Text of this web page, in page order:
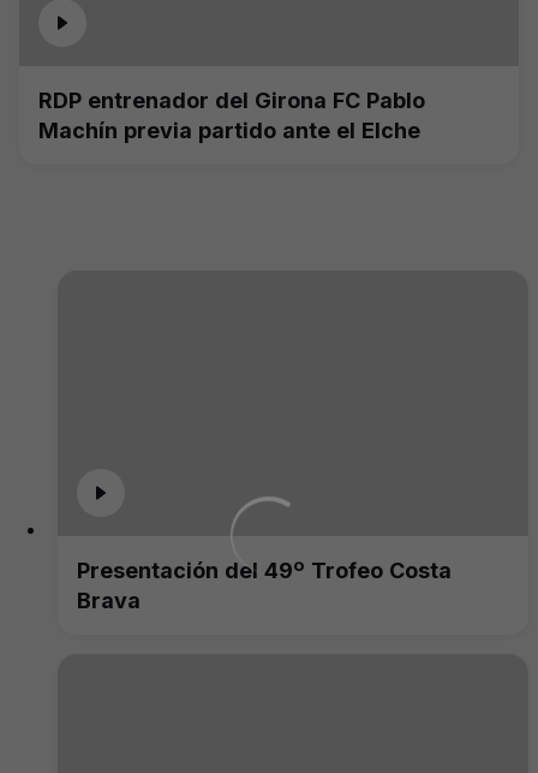
RDP entrenador del Girona FC Pablo
Machín previa partido ante el Elche
Presentación del 49º Trofeo Costa
Brava